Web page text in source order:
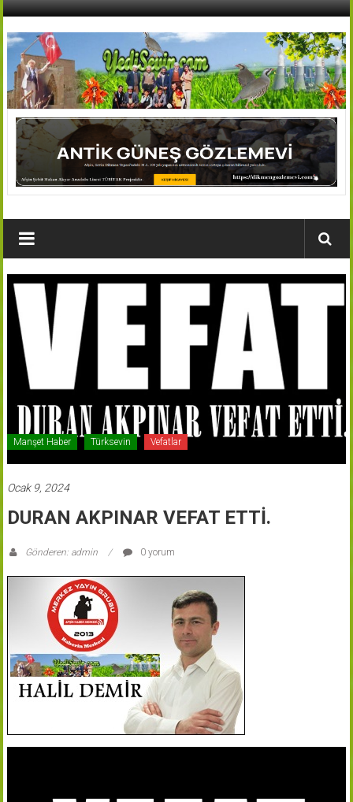
İçeriğe
AFŞİN
YEDİSEVİN
HABER
Köyleri
Haber
Portalı
Manşet Haber Türksevin Vefatlar
Ocak 9, 2024
DURAN AKPINAR VEFAT ETTİ.
Gönderen: admin 0 yorum